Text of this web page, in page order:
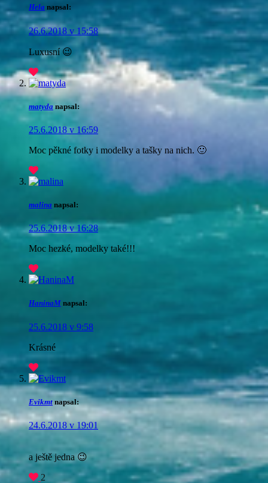
Hela napsal:
26.6.2018 v 15:58
Luxusní 😉
matyda napsal:
25.6.2018 v 16:59
Moc pěkné fotky i modelky a tašky na nich. 🙂
malina napsal:
25.6.2018 v 16:28
Moc hezké, modelky také!!!
HaninaM napsal:
25.6.2018 v 9:58
Krásné
Evikmt napsal:
24.6.2018 v 19:01
a ještě jedna 😉
2